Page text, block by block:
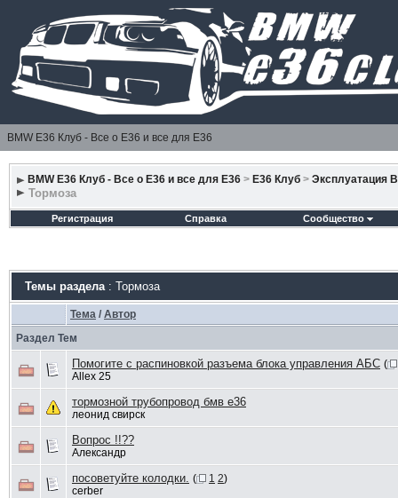
BMW E36 Клуб - Все о Е36 и все для Е36
BMW E36 Клуб - Все о Е36 и все для Е36 > E36 Клуб > Эксплуатация
Тормоза
Регистрация Справка Сообщество
Темы раздела: Тормоза
Тема/ Автор
Раздел Тем
Помогите с распиновкой разъема блока управления АБС (
Allex 25
тормозной трубопровод бмв е36
леонид свирск
Вопрос !!??
Александр
посоветуйте колодки. ( 1 2)
cerber